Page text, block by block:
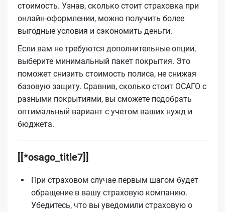
стоимость. Узнав, сколько стоит страховка при
онлайн-оформлении, можно получить более
выгодные условия и сэкономить деньги.
Если вам не требуются дополнительные опции,
выберите минимальный пакет покрытия. Это
поможет снизить стоимость полиса, не снижая
базовую защиту. Сравнив, сколько стоит ОСАГО с
разными покрытиями, вы сможете подобрать
оптимальный вариант с учетом ваших нужд и
бюджета.
[[*osago_title7]]
При страховом случае первым шагом будет
обращение в вашу страховую компанию.
Убедитесь, что вы уведомили страховую о